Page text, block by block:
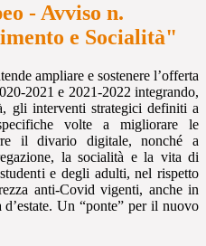
- Avviso n.
e Socialità"
ampliare e sostenere l’offerta
2021 e 2021-2022 integrando,
gli interventi strategici definiti a
volte a migliorare le
il divario digitale, nonché a
la socialità e la vita di
e degli adulti, nel rispetto
anti-Covid vigenti, anche in
Un “ponte” per il nuovo